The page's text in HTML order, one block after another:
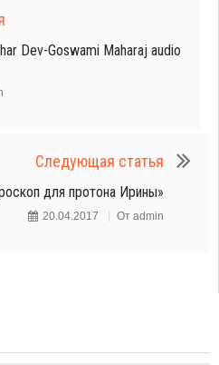
Dev-Goswami Maharaj audio
Следующая статья
для протона Ирины»
20.04.2017 От admin